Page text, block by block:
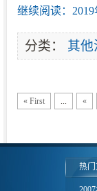
继续阅读：
分类： 其他
« First ... «
热